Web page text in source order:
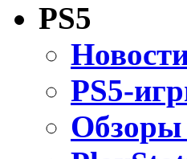
PS5
PS5-
Обзоры